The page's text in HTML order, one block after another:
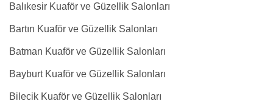
Balıkesir Kuaför ve Güzellik Salonları
Bartın Kuaför ve Güzellik Salonları
Batman Kuaför ve Güzellik Salonları
Bayburt Kuaför ve Güzellik Salonları
Bilecik Kuaför ve Güzellik Salonları